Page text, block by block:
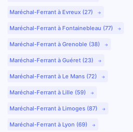
Maréchal-Ferrant à Evreux (27)
Maréchal-Ferrant à Fontainebleau (77)
Maréchal-Ferrant à Grenoble (38)
Maréchal-Ferrant à Guéret (23)
Maréchal-Ferrant à Le Mans (72)
Maréchal-Ferrant à Lille (59)
Maréchal-Ferrant à Limoges (87)
Maréchal-Ferrant à Lyon (69)